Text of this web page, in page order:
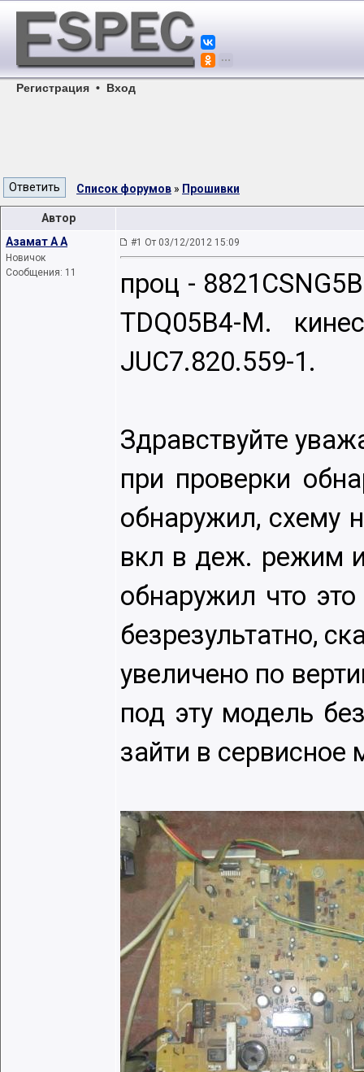
Регистрация • Вход
Список форумов » Прошивки
Автор
Азамат А А
Новичок
Сообщения: 11
#1 От 03/12/2012 15:09
проц -
TDQ05B4-M.
JUC7.820.559-1.
Здравствуйте
при проверки
обнаружил, схему
вкл в деж. режим и
обнаружил что
безрезультатно,
увеличено по
под эту модель
зайти в сервисное